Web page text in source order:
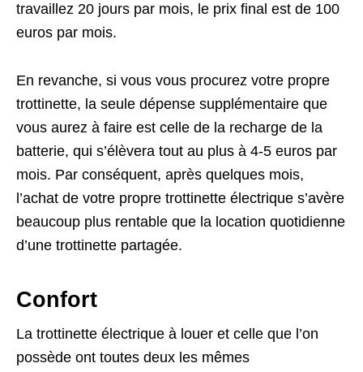
travaillez 20 jours par mois, le prix final est de 100
euros par mois.
En revanche, si vous vous procurez votre propre
trottinette, la seule dépense supplémentaire que
vous aurez à faire est celle de la recharge de la
batterie, qui s’élèvera tout au plus à 4-5 euros par
mois. Par conséquent, après quelques mois,
l’achat de votre propre trottinette électrique s’avère
beaucoup plus rentable que la location quotidienne
d’une trottinette partagée.
Confort
La trottinette électrique à louer et celle que l’on
possède ont toutes deux les mêmes